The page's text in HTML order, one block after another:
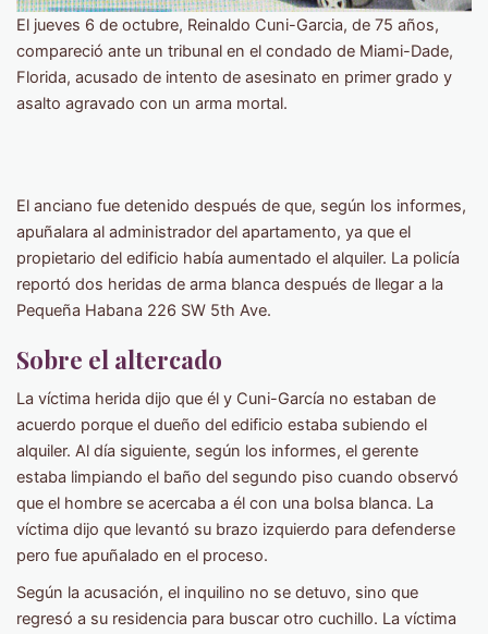
El jueves 6 de octubre, Reinaldo Cuni-Garcia, de 75 años,
compareció ante un tribunal en el condado de Miami-Dade,
Florida, acusado de intento de asesinato en primer grado y
asalto agravado con un arma mortal.
El anciano fue detenido después de que, según los informes,
apuñalara al administrador del apartamento, ya que el
propietario del edificio había aumentado el alquiler. La policía
reportó dos heridas de arma blanca después de llegar a la
Pequeña Habana 226 SW 5th Ave.
Sobre el altercado
La víctima herida dijo que él y Cuni-García no estaban de
acuerdo porque el dueño del edificio estaba subiendo el
alquiler. Al día siguiente, según los informes, el gerente
estaba limpiando el baño del segundo piso cuando observó
que el hombre se acercaba a él con una bolsa blanca. La
víctima dijo que levantó su brazo izquierdo para defenderse
pero fue apuñalado en el proceso.
Según la acusación, el inquilino no se detuvo, sino que
regresó a su residencia para buscar otro cuchillo. La víctima